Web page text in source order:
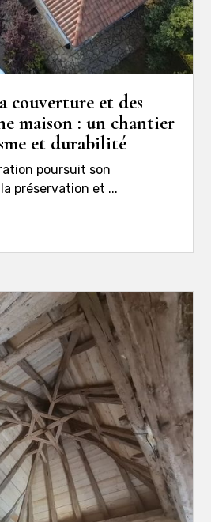
couverture et des
maison : un chantier
et durabilité
poursuit son
préservation et ...